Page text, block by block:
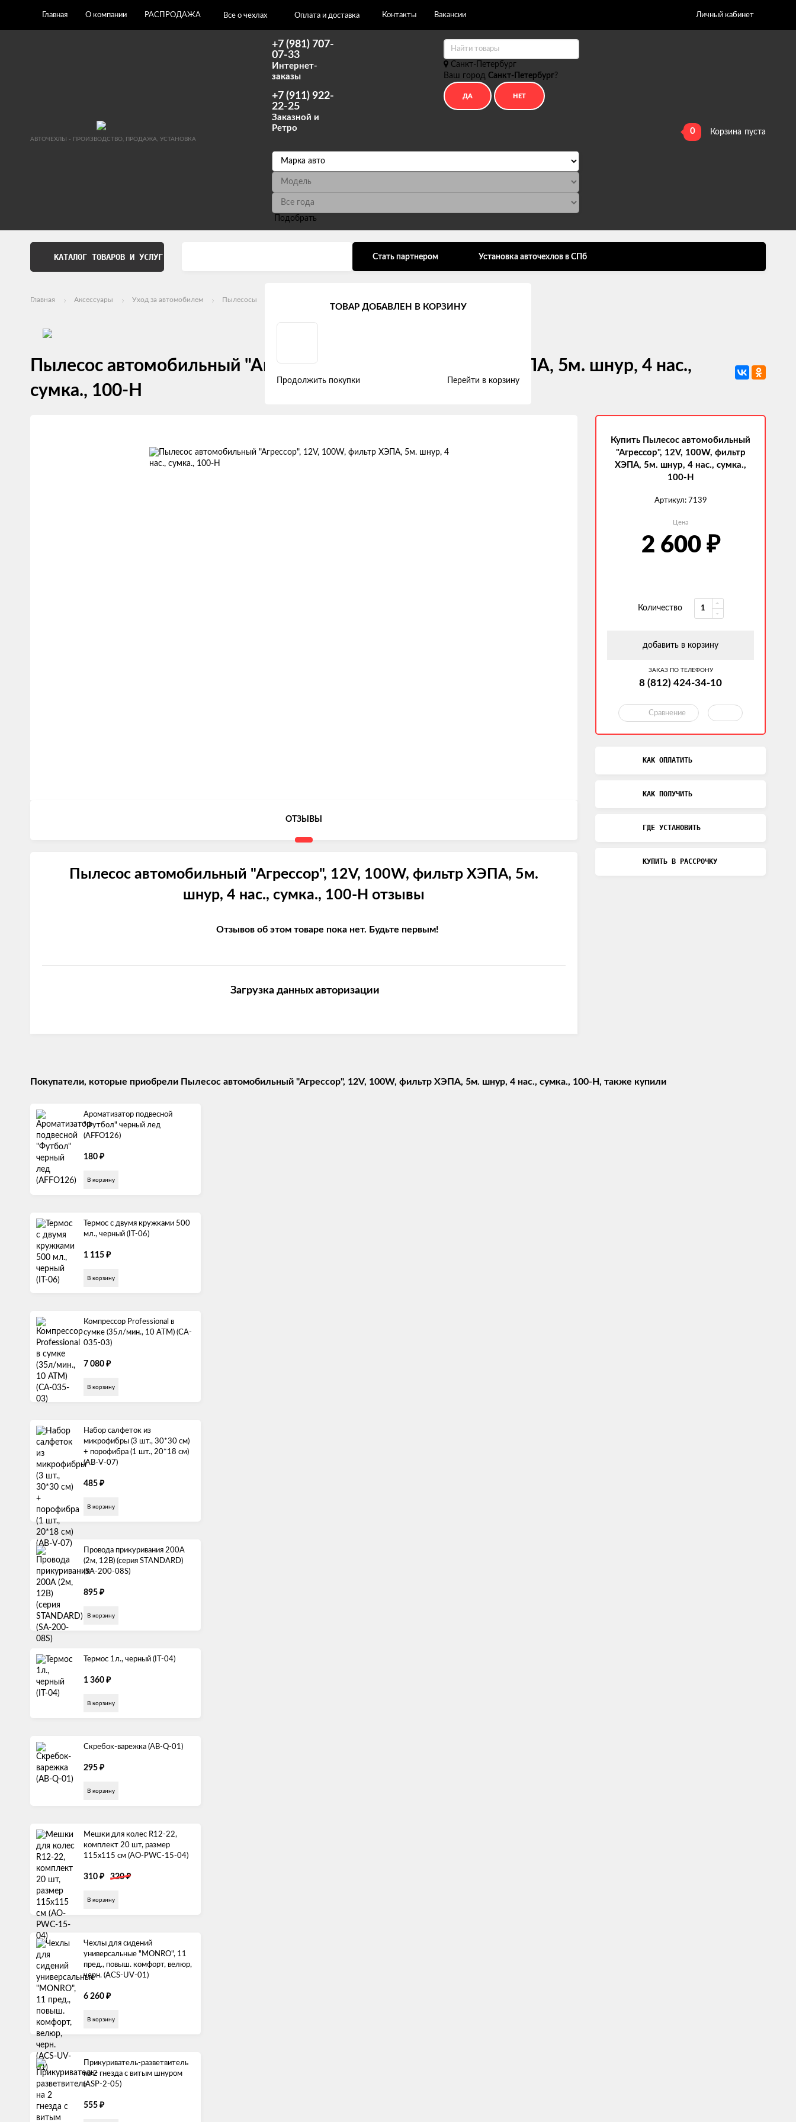
Главная О компании РАСПРОДАЖА Все о чехлах Оплата и доставка Контакты Вакансии Личный кабинет
АВТОЧЕХЛЫ - ПРОИЗВОДСТВО, ПРОДАЖА, УСТАНОВКА
+7 (981) 707-
07-33
Интернет-
заказы
+7 (911) 922-
22-25
Заказной и
Ретро
Санкт-Петербург
Ваш город Санкт-Петербург?
Подобрать
0 Корзина пуста
КАТАЛОГ ТОВАРОВ И УСЛУГ Стать партнером Установка авточехлов в СПб
Главная Аксессуары Уход за автомобилем Пылесосы
Пылесос автомобильный "Агрессор", 12V, 100W, фильтр ХЭПА, 5м. шнур, 4 нас.,
сумка., 100-H
ОТЗЫВЫ
Пылесос автомобильный "Агрессор", 12V, 100W, фильтр ХЭПА, 5м.
шнур, 4 нас., сумка., 100-H отзывы
Отзывов об этом товаре пока нет. Будьте первым!
Загрузка данных авторизации
Купить Пылесос автомобильный
"Агрессор", 12V, 100W, фильтр
ХЭПА, 5м. шнур, 4 нас., сумка.,
100-H
Артикул: 7139
Цена
2 600 ₽
Количество
добавить в корзину
ЗАКАЗ ПО ТЕЛЕФОНУ
8 (812) 424-34-10
Сравнение
КАК ОПЛАТИТЬ
КАК ПОЛУЧИТЬ
ГДЕ УСТАНОВИТЬ
КУПИТЬ В РАССРОЧКУ
Покупатели, которые приобрели Пылесос автомобильный "Агрессор", 12V, 100W, фильтр ХЭПА, 5м. шнур, 4 нас., сумка., 100-H, также купили
Ароматизатор подвесной
"Футбол" черный лед
(AFFO126)
180 ₽
В корзину
Термос с двумя кружками 500
мл., черный (IT-06)
1 115 ₽
В корзину
Компрессор Professional в
сумке (35л/мин., 10 АТМ) (CA-
035-03)
7 080 ₽
В корзину
Набор салфеток из
микрофибры (3 шт., 30*30 см)
+ порофибра (1 шт., 20*18 см)
(AB-V-07)
485 ₽
В корзину
Провода прикуривания 200А
(2м, 12В) (серия STANDARD)
(SA-200-08S)
895 ₽
В корзину
Термос 1л., черный (IT-04)
1 360 ₽
В корзину
Скребок-варежка (AB-Q-01)
295 ₽
В корзину
Мешки для колес R12-22,
комплект 20 шт, размер
115х115 см (AO-PWC-15-04)
310 ₽ 320₽
В корзину
Чехлы для сидений
универсальные "MONRO", 11
пред., повыш. комфорт, велюр,
черн. (ACS-UV-01)
6 260 ₽
В корзину
Прикуриватель-разветвитель
на 2 гнезда с витым шнуром
(ASP-2-05)
555 ₽
ТОВАР ДОБАВЛЕН В КОРЗИНУ
Продолжить покупки Перейти в корзину